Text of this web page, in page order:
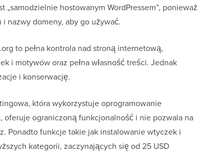
hostowanym WordPressem”, ponieważ
nazwy domeny, aby go używać.
to pełna kontrola nad stroną internetową,
i motywów oraz pełna własność treści. Jednak
i konserwację.
która wykorzystuje oprogramowanie
oferuje ograniczoną funkcjonalność i nie pozwala na
Ponadto funkcje takie jak instalowanie wtyczek i
kategorii, zaczynających się od 25 USD